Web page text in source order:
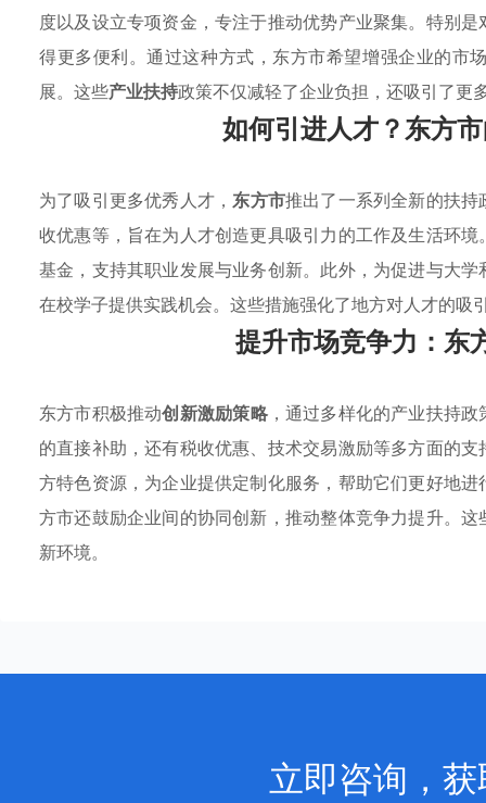
度以及设立专项资金，专注于推动优势产业聚集。特别
得更多便利。通过这种方式，东方市希望增强企业的市
展。这些产业扶持政策不仅减轻了企业负担，还吸引了更
如何引进人才？东方
为了吸引更多优秀人才， 东方市推出了一系列全新的扶
收优惠等，旨在为人才创造更具吸引力的工作及生活环
基金，支持其职业发展与业务创新。此外，为促进与大
在校学子提供实践机会。这些措施强化了地方对人才的吸
提升市场竞争力：东
东方市积极推动创新激励策略，通过多样化的产业扶持
的直接补助，还有税收优惠、技术交易激励等多方面的
方特色资源，为企业提供定制化服务，帮助它们更好地
方市还鼓励企业间的协同创新，推动整体竞争力提升。
新环境。
立即咨询，